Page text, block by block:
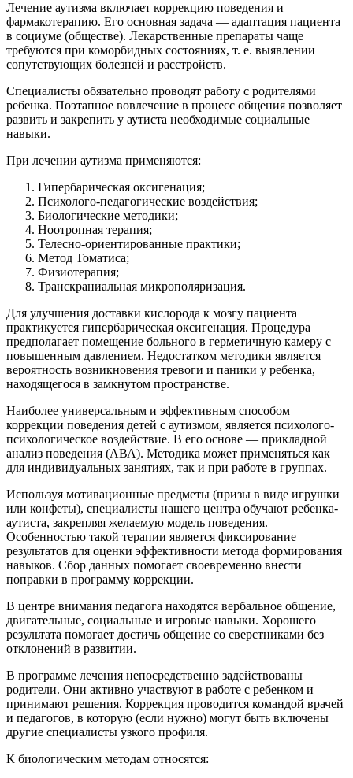
Лечение аутизма включает коррекцию поведения и
фармакотерапию. Его основная задача — адаптация пациента
в социуме (обществе). Лекарственные препараты чаще
требуются при коморбидных состояниях, т. е. выявлении
сопутствующих болезней и расстройств.
Специалисты обязательно проводят работу с родителями
ребенка. Поэтапное вовлечение в процесс общения позволяет
развить и закрепить у аутиста необходимые социальные
навыки.
При лечении аутизма применяются:
Гипербарическая оксигенация;
Психолого-педагогические воздействия;
Биологические методики;
Ноотропная терапия;
Телесно-ориентированные практики;
Метод Томатиса;
Физиотерапия;
Транскраниальная микрополяризация.
Для улучшения доставки кислорода к мозгу пациента
практикуется гипербарическая оксигенация. Процедура
предполагает помещение больного в герметичную камеру с
повышенным давлением. Недостатком методики является
вероятность возникновения тревоги и паники у ребенка,
находящегося в замкнутом пространстве.
Наиболее универсальным и эффективным способом
коррекции поведения детей с аутизмом, является психолого-
психологическое воздействие. В его основе — прикладной
анализ поведения (АВА). Методика может применяться как
для индивидуальных занятиях, так и при работе в группах.
Используя мотивационные предметы (призы в виде игрушки
или конфеты), специалисты нашего центра обучают ребенка-
аутиста, закрепляя желаемую модель поведения.
Особенностью такой терапии является фиксирование
результатов для оценки эффективности метода формирования
навыков. Сбор данных помогает своевременно внести
поправки в программу коррекции.
В центре внимания педагога находятся вербальное общение,
двигательные, социальные и игровые навыки. Хорошего
результата помогает достичь общение со сверстниками без
отклонений в развитии.
В программе лечения непосредственно задействованы
родители. Они активно участвуют в работе с ребенком и
принимают решения. Коррекция проводится командой врачей
и педагогов, в которую (если нужно) могут быть включены
другие специалисты узкого профиля.
К биологическим методам относятся: